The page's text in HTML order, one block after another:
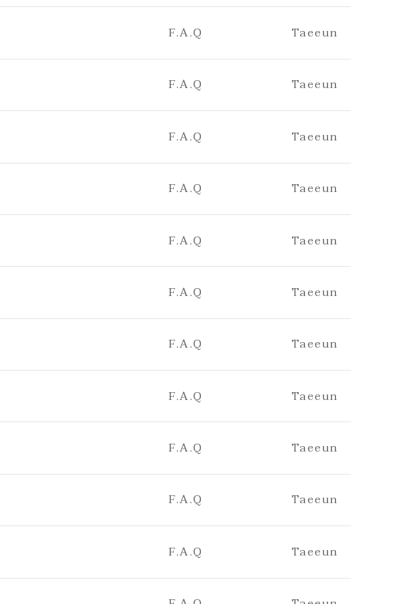
F.A.Q Taeeun
F.A.Q Taeeun
F.A.Q Taeeun
F.A.Q Taeeun
F.A.Q Taeeun
F.A.Q Taeeun
F.A.Q Taeeun
F.A.Q Taeeun
F.A.Q Taeeun
F.A.Q Taeeun
F.A.Q Taeeun